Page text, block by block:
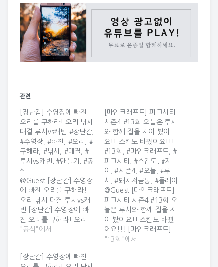
관련
[장난감] 수영장에 빠진
오리를 구해라! 오리 낚시
대결 루시vs캐빈 #장난감,
#수영장, #빠진, #오리, #
구해라, #낚시, #대결, #
루시vs캐빈, #만들기, #공
식
@Guest [장난감] 수영장
에 빠진 오리를 구해라!
오리 낚시 대결 루시vs캐
빈 [장난감] 수영장에 빠
진 오리를 구해라! 오리
낚시 대결 루시vs캐빈 수
가 둥둥 떠다니고 있어
"공식"에서
[마인크래프트] 피그시티
시즌4 #13화 오늘은 루시
와 함께 집을 지어 봤어
요!! 스킨도 바꿨어요!!!
#13화, #마인크래프트, #
피그시티, #스킨도, #지
어, #시즌4, #오늘, #루
시, #돼지저금통, #플레이
@Guest [마인크래프트]
피그시티 시즌4 #13화 오
늘은 루시와 함께 집을 지
어 봤어요!! 스킨도 바꿨
어요!!! [마인크래프트]
피그시티 시즌4 #13화 오
"13화"에서
[장난감] 수영장에 빠진